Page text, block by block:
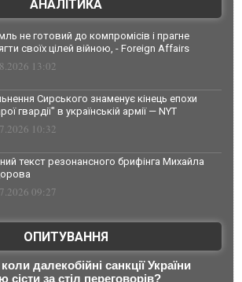
АНАЛІТИКА
не готовий до компромісів і прагне
своїх цілей війною, - Foreign Affairs
13:02
Сирського знаменує кінець епохи
гвардії" в українській армії — NYT
10:32
текст резонансного брифінга Михайла
09:27
ОПИТУВАННЯ
далекобійні санкції України
сісти за стіл переговорів?